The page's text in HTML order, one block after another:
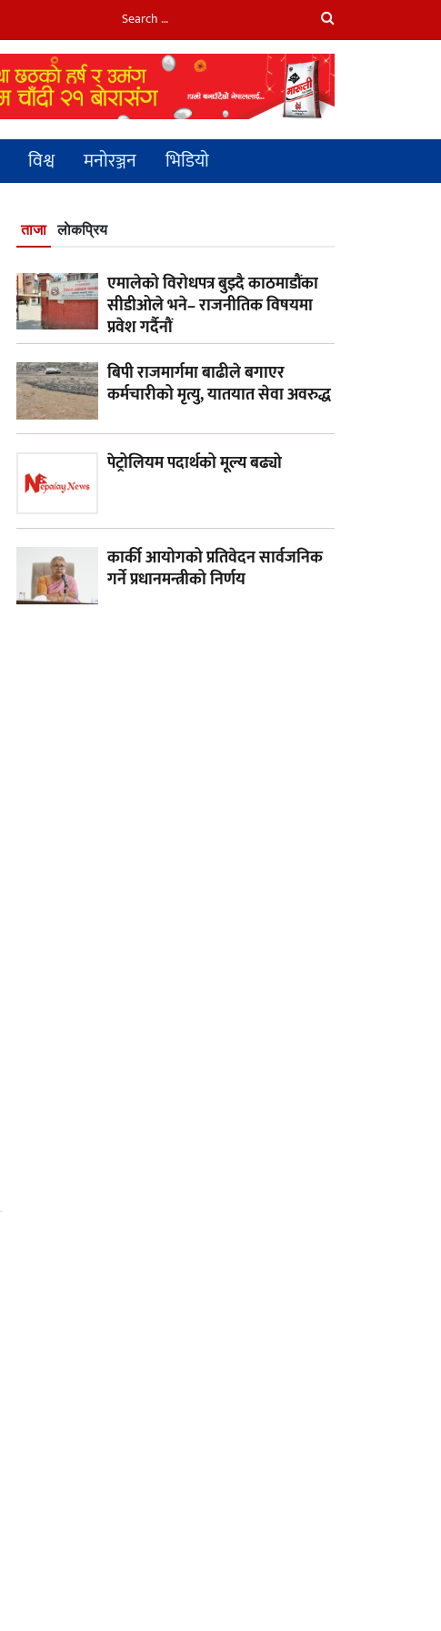
विश्व मनाेरञ्जन भिडियाे
ताजा लाेकप्रिय
एमालेको विरोधपत्र बुझ्दै काठमाडौंका
सीडीओले भने– राजनीतिक विषयमा
प्रवेश गर्दैनौं
बिपी राजमार्गमा बाढीले बगाएर
कर्मचारीको मृत्यु, यातयात सेवा अवरुद्ध
पेट्रोलियम पदार्थको मूल्य बढ्यो
कार्की आयोगको प्रतिवेदन सार्वजनिक
गर्ने प्रधानमन्त्रीको निर्णय